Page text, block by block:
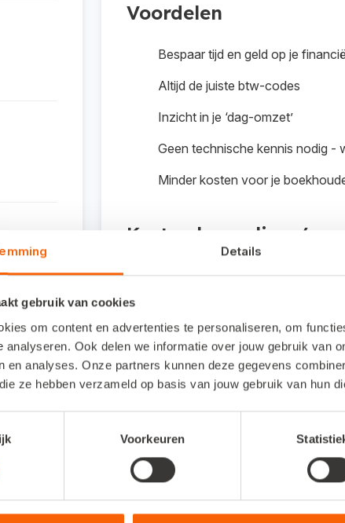
Details
gebruik van cookies
om content en advertenties te personaliseren, om
analyseren. Ook delen we informatie over jouw gebruik van
en analyses. Onze partners kunnen deze gegevens
ze hebben verzameld op basis van jouw gebruik van hun
Voorkeuren
Voordelen
Bespaar tijd en geld op je
Altijd de juiste btw-codes
Inzicht in je ‘dag-omzet’
Geen technische kennis nodig -
Minder kosten voor je
Kosten koppeling /
Interesse in deze
Veelgestelde vragen
Om wat voor type koppeling gaat